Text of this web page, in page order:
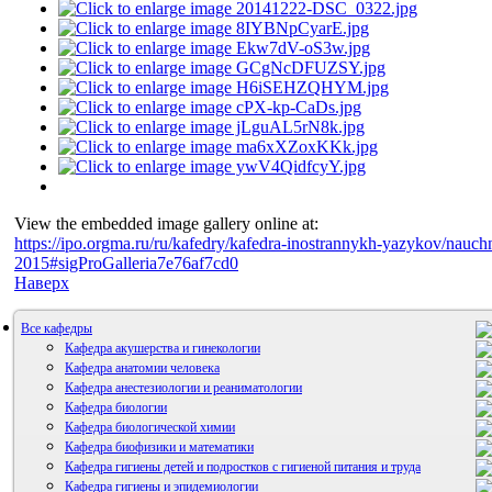
View the embedded image gallery online at:
https://ipo.orgma.ru/ru/kafedry/kafedra-inostrannykh-yazykov/
2015#sigProGalleria7e76af7cd0
Наверх
Все кафедры
Кафедра акушерства и гинекологии
Кафедра анатомии человека
Кафедра анестезиологии и реаниматологии
Кафедра биологии
Кафедра биологической химии
Кафедра биофизики и математики
Кафедра гигиены детей и подростков с гигиеной питания и труда
Кафедра гигиены и эпидемиологии